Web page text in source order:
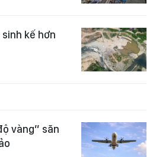
kế hơn
vàng” săn